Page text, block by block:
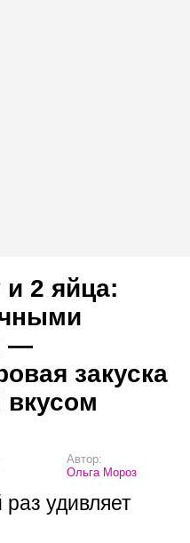
2 яйца:
—
закуска
Автор:
Ольга Мороз
удивляет